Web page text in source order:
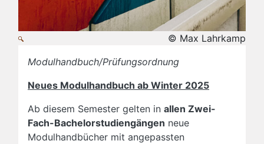
© Max Lahrkamp
Modulhandbuch/Prüfungsordnung
Neues Modulhandbuch ab Winter 2025
Ab diesem Semester gelten in allen Zwei-
Fach-Bachelorstudiengängen neue
Modulhandbücher mit angepassten